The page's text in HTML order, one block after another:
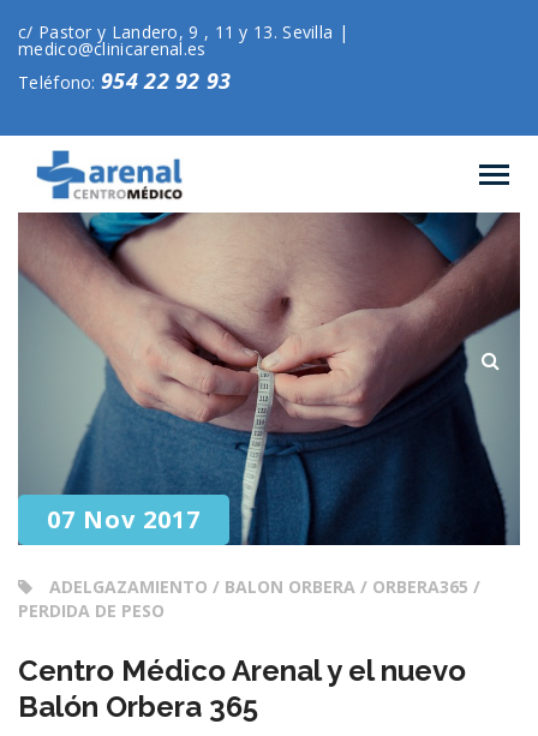
c/ Pastor y Landero, 9 , 11 y 13. Sevilla |
medico@clinicarenal.es
Teléfono: 954 22 92 93
07 Nov 2017
ADELGAZAMIENTO / BALON ORBERA / ORBERA365 /
PERDIDA DE PESO
Centro Médico Arenal y el nuevo
Balón Orbera 365